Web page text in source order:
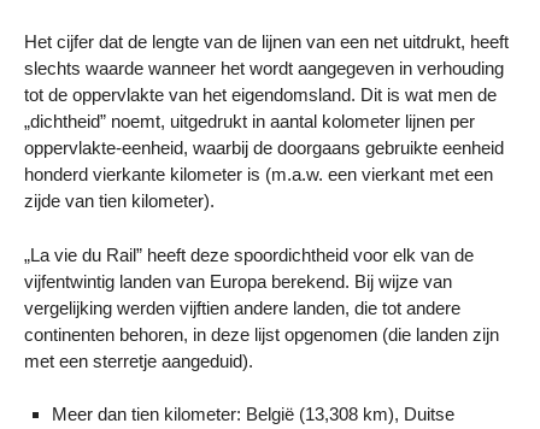
Het cijfer dat de lengte van de lijnen van een net uitdrukt, heeft
slechts waarde wanneer het wordt aangegeven in verhouding
tot de oppervlakte van het eigendomsland. Dit is wat men de
„dichtheid” noemt, uitgedrukt in aantal kolometer lijnen per
oppervlakte-eenheid, waarbij de doorgaans gebruikte eenheid
honderd vierkante kilometer is (m.a.w. een vierkant met een
zijde van tien kilometer).
„La vie du Rail” heeft deze spoordichtheid voor elk van de
vijfentwintig landen van Europa berekend. Bij wijze van
vergelijking werden vijftien andere landen, die tot andere
continenten behoren, in deze lijst opgenomen (die landen zijn
met een sterretje aangeduid).
Meer dan tien kilometer: België (13,308 km), Duitse